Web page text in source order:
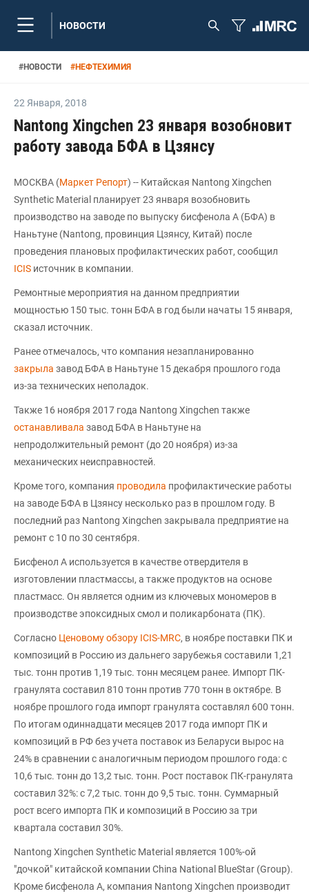
НОВОСТИ
#НОВОСТИ #НЕФТЕХИМИЯ
22 Января, 2018
Nantong Xingchen 23 января возобновит
работу завода БФА в Цзянсу
МОСКВА (Маркет Репорт) -- Китайская Nantong Xingchen
Synthetic Material планирует 23 января возобновить
производство на заводе по выпуску бисфенола А (БФА) в
Наньтуне (Nantong, провинция Цзянсу, Китай) после
проведения плановых профилактических работ, сообщил
ICIS источник в компании.
Ремонтные мероприятия на данном предприятии
мощностью 150 тыс. тонн БФА в год были начаты 15 января,
сказал источник.
Ранее отмечалось, что компания незапланированно
закрыла завод БФА в Наньтуне 15 декабря прошлого года
из-за технических неполадок.
Также 16 ноября 2017 года Nantong Xingchen также
останавливала завод БФА в Наньтуне на
непродолжительный ремонт (до 20 ноября) из-за
механических неисправностей.
Кроме того, компания проводила профилактические работы
на заводе БФА в Цзянсу несколько раз в прошлом году. В
последний раз Nantong Xingchen закрывала предприятие на
ремонт с 10 по 30 сентября.
Бисфенол А используется в качестве отвердителя в
изготовлении пластмассы, а также продуктов на основе
пластмасс. Он является одним из ключевых мономеров в
производстве эпоксидных смол и поликарбоната (ПК).
Согласно Ценовому обзору ICIS-MRC, в ноябре поставки ПК и
композиций в Россию из дальнего зарубежья составили 1,21
тыс. тонн против 1,19 тыс. тонн месяцем ранее. Импорт ПК-
гранулята составил 810 тонн против 770 тонн в октябре. В
ноябре прошлого года импорт гранулята составлял 600 тонн.
По итогам одиннадцати месяцев 2017 года импорт ПК и
композиций в РФ без учета поставок из Беларуси вырос на
24% в сравнении с аналогичным периодом прошлого года: с
10,6 тыс. тонн до 13,2 тыс. тонн. Рост поставок ПК-гранулята
составил 32%: с 7,2 тыс. тонн до 9,5 тыс. тонн. Суммарный
рост всего импорта ПК и композиций в Россию за три
квартала составил 30%.
Nantong Xingchen Synthetic Material является 100%-ой
"дочкой" китайской компании China National BlueStar (Group).
Кроме бисфенола А, компания Nantong Xingchen производит